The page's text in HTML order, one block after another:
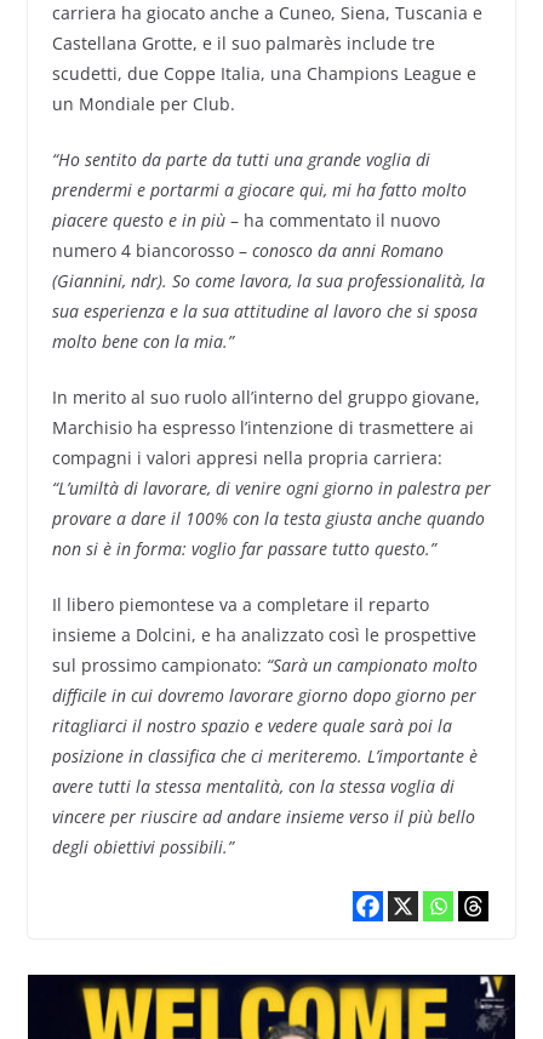
carriera ha giocato anche a Cuneo, Siena, Tuscania e
Castellana Grotte, e il suo palmarès include tre
scudetti, due Coppe Italia, una Champions League e
un Mondiale per Club.
“Ho sentito da parte da tutti una grande voglia di
prendermi e portarmi a giocare qui, mi ha fatto molto
piacere questo e in più– ha commentato il nuovo
numero 4 biancorosso – conosco da anni Romano
(Giannini, ndr). So come lavora, la sua professionalità, la
sua esperienza e la sua attitudine al lavoro che si sposa
molto bene con la mia.”
In merito al suo ruolo all’interno del gruppo giovane,
Marchisio ha espresso l’intenzione di trasmettere ai
compagni i valori appresi nella propria carriera:
“L’umiltà di lavorare, di venire ogni giorno in palestra per
provare a dare il 100% con la testa giusta anche quando
non si è in forma: voglio far passare tutto questo.”
Il libero piemontese va a completare il reparto
insieme a Dolcini, e ha analizzato così le prospettive
sul prossimo campionato: “Sarà un campionato molto
difficile in cui dovremo lavorare giorno dopo giorno per
ritagliarci il nostro spazio e vedere quale sarà poi la
posizione in classifica che ci meriteremo. L’importante è
avere tutti la stessa mentalità, con la stessa voglia di
vincere per riuscire ad andare insieme verso il più bello
degli obiettivi possibili.”